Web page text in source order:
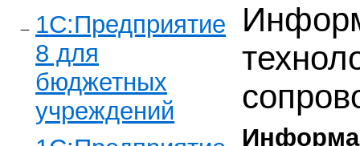
1C:Предприятие
8 для
бюджетных
учреждений